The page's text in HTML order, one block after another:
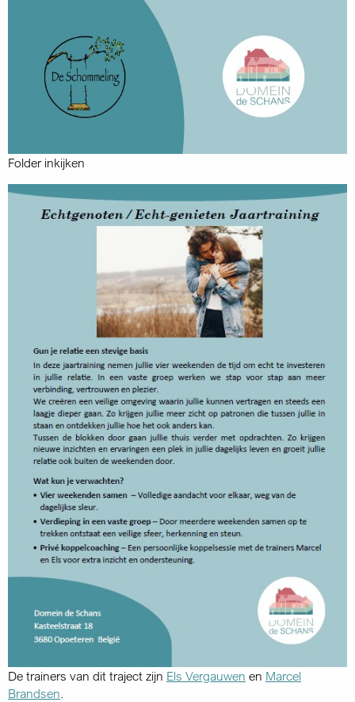
Folder inkijken
De trainers van dit traject zijn Els Vergauwen en Marcel
Brandsen